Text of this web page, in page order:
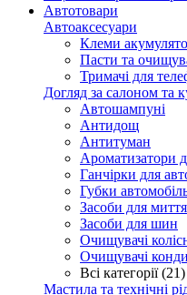
Автотовари
Автоаксесуари
Клеми
Пасти та
Тримачі для
Догляд за салоном та
Автошампуні
Антидощ
Антитуман
Ароматизатори
Ганчірки для
Губки
Засоби для
Засоби для шин
Очищувачі
Очищувачі
Всі категорії (21)
Мастила та технічні